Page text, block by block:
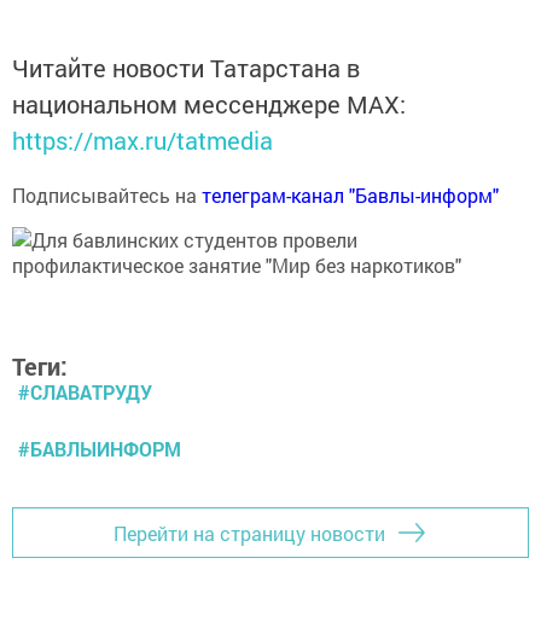
Читайте новости Татарстана в
национальном мессенджере MАХ:
https://max.ru/tatmedia
Подписывайтесь на телеграм-канал "Бавлы-информ"
Теги:
#СЛАВАТРУДУ
#БАВЛЫИНФОРМ
Перейти на страницу новости